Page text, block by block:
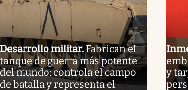
Desarrollo militar.Fabrican el
tanque de guerra más potente
del mundo: controla el campo
de batalla y representa el
y